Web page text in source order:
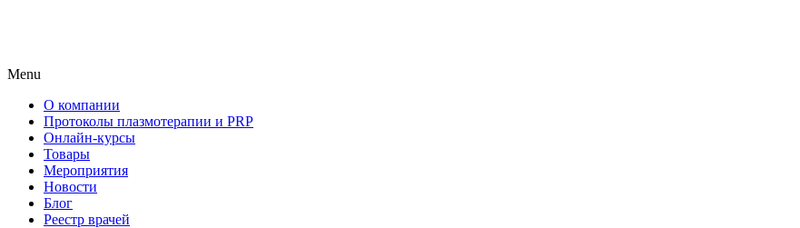
Menu
О компании
Протоколы плазмотерапии и PRP
Онлайн-курсы
Товары
Мероприятия
Новости
Блог
Реестр врачей